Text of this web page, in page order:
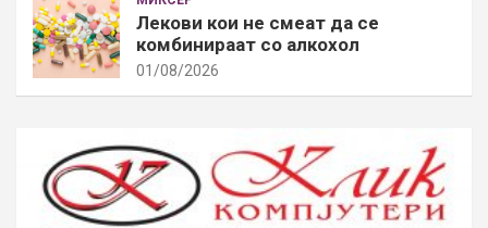
Лекови кои не смеат да се
комбинираат со алкохол
01/08/2026